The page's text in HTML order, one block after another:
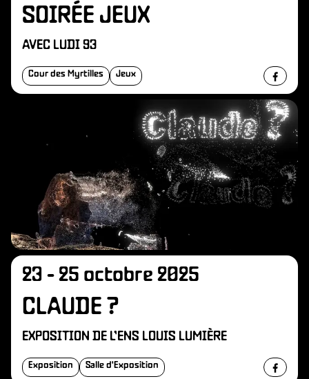
SOIRÉE JEUX
AVEC LUDI 93
Cour des Myrtilles Jeux
23 - 25 octobre 2025
CLAUDE ?
EXPOSITION DE L’ENS LOUIS LUMIÈRE
Exposition Salle d'Exposition